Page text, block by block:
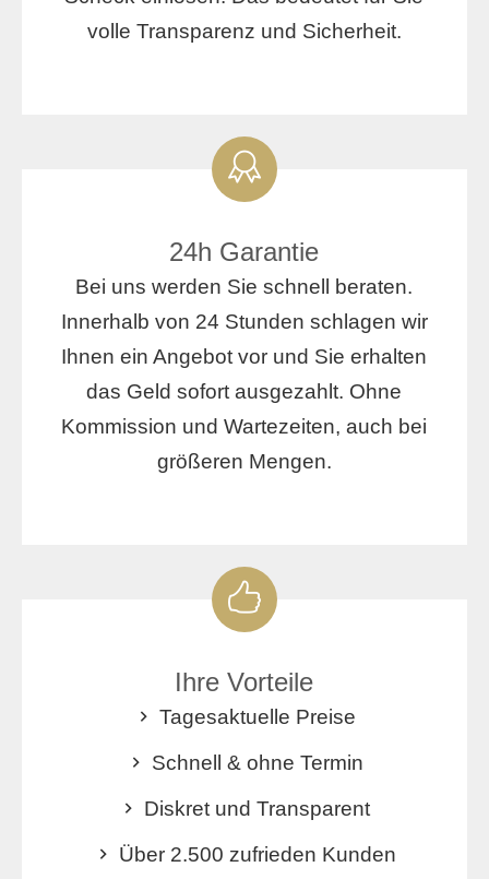
volle Transparenz und Sicherheit.
24h Garantie
Bei uns werden Sie schnell beraten.
Innerhalb von 24 Stunden schlagen wir
Ihnen ein Angebot vor und Sie erhalten
das Geld sofort ausgezahlt. Ohne
Kommission und Wartezeiten, auch bei
größeren Mengen.
Ihre Vorteile
Tagesaktuelle Preise
Schnell & ohne Termin
Diskret und Transparent
Über 2.500 zufrieden Kunden